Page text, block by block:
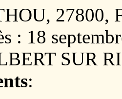
27800,
: 18
SUR
: